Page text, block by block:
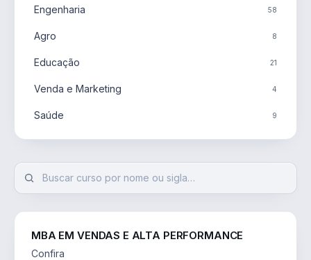
Engenharia 58
Agro 8
Educação 21
Venda e Marketing 4
Saúde 9
MBA EM VENDAS E ALTA PERFORMANCE
Confira